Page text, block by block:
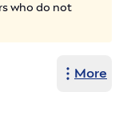
who do not
More